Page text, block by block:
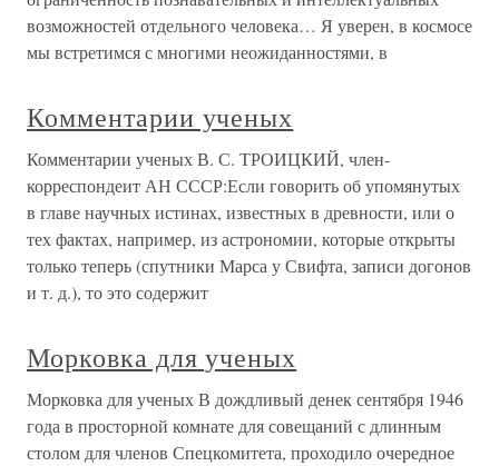
возможностей отдельного человека… Я уверен, в космосе
мы встретимся с многими неожиданностями, в
Комментарии ученых
Комментарии ученых В. С. ТРОИЦКИЙ, член-
корреспондеит АН СССР:Если говорить об упомянутых
в главе научных истинах, известных в древности, или о
тех фактах, например, из астрономии, которые открыты
только теперь (спутники Марса у Свифта, записи догонов
и т. д.), то это содержит
Морковка для ученых
Морковка для ученых В дождливый денек сентября 1946
года в просторной комнате для совещаний с длинным
столом для членов Спецкомитета, проходило очередное